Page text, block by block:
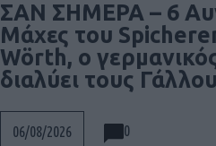
ΣΑΝ ΣΗΜΕΡΑ – 6
Μάχες του
Wörth, ο
διαλύει τους
06/08/2026 0